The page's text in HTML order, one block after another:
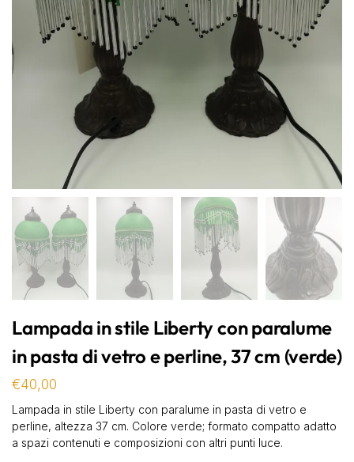
Lampada in stile Liberty con paralume
in pasta di vetro e perline, 37 cm (verde)
€40,00
Lampada in stile Liberty con paralume in pasta di vetro e
perline, altezza 37 cm. Colore verde; formato compatto adatto
a spazi contenuti e composizioni con altri punti luce.